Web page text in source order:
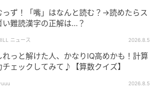
っず！「嘴」はなんと読む？→読めたらス
い難読漢字の正解は…？
ニュース 2026.8.5
れっと解けた人、かなりIQ高めかも！計算
チェックしてみて♪【算数クイズ】
2026.8.5